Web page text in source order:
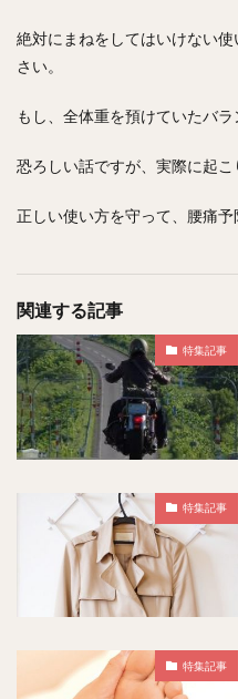
絶対にまねをしてはいけない
さい。
もし、全体重を預けていたバ
恐ろしい話ですが、実際に起こ
正しい使い方を守って、腰痛予
関連する記事
特集記事
特集記事
特集記事